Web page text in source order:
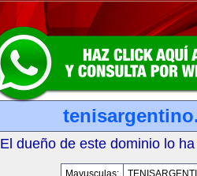
El dueño de este dominio lo
Mayusculas: